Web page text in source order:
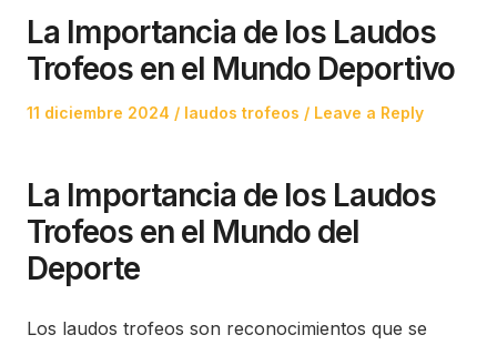
La Importancia de los Laudos
Trofeos en el Mundo Deportivo
Posted
11 diciembre 2024
Posted
laudos trofeos Leave a Reply
La Importancia de los Laudos
Trofeos en el Mundo del
Deporte
Los laudos trofeos son reconocimientos que se